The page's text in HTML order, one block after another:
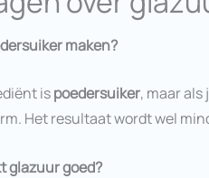
maken?
ispoedersuiker, maar
Het resultaat wordt wel
glazuur goed?